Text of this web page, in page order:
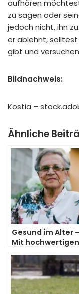
aufhören
zu sagen oder
jedoch nicht, ihn
er ablehnt,
gibt und
Bildnachweis:
Kostia –
Ähnliche
Gesund im Alter –
Mit hochwertigen
Liften für